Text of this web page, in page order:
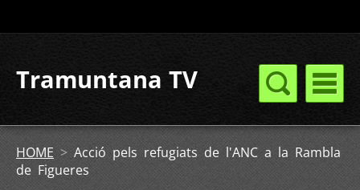
Tramuntana TV
HOME > Acció pels refugiats de l'ANC a la Rambla
de Figueres